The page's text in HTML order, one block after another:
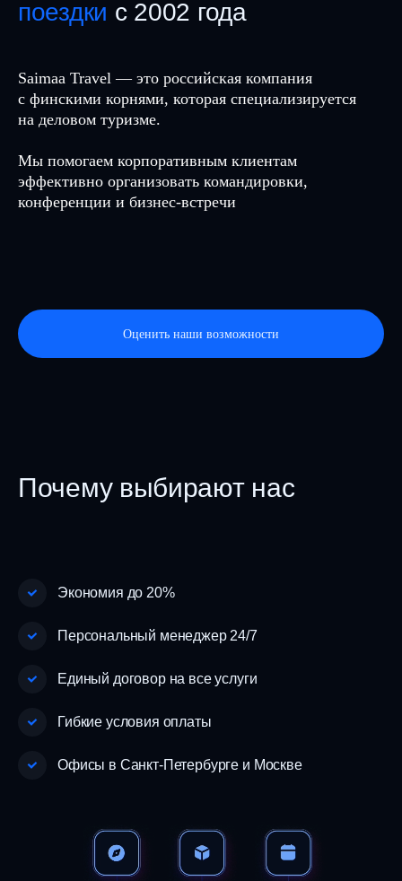
поездки с 2002 года
Saimaa Travel — это российская компания с
корнями, которая специализируется на деловом
туризме. Мы помогаем корпоративным клиентам
и бизнес-встречи
Saimaa Travel — это российская компания
с финскими корнями, которая специализируется
на деловом туризме.
Мы помогаем корпоративным клиентам
эффективно организовать командировки,
конференции и бизнес-встречи
Оценить наши возможности
Офисы в Санкт-Петербурге и Москве
Гибкие условия оплаты
Единый договор на все услуги
Персональный менеджер 24/7
Экономия до 20%
Почему выбирают нас